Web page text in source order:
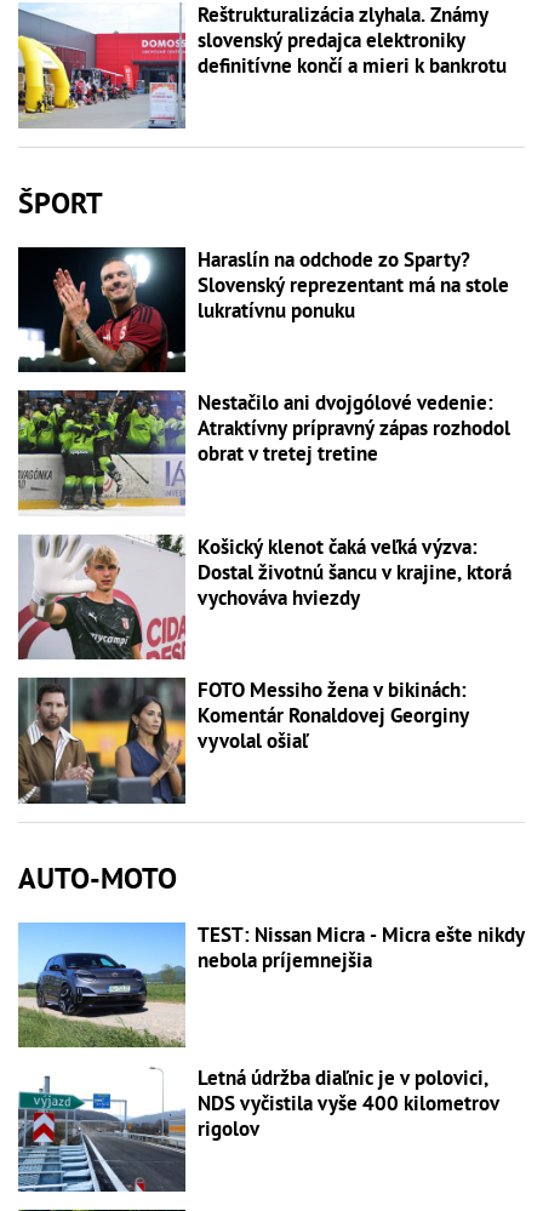
Reštrukturalizácia zlyhala. Známy
slovenský predajca elektroniky
definitívne končí a mieri k bankrotu
ŠPORT
Haraslín na odchode zo Sparty?
Slovenský reprezentant má na stole
lukratívnu ponuku
Nestačilo ani dvojgólové vedenie:
Atraktívny prípravný zápas rozhodol
obrat v tretej tretine
Košický klenot čaká veľká výzva:
Dostal životnú šancu v krajine, ktorá
vychováva hviezdy
FOTO Messiho žena v bikinách:
Komentár Ronaldovej Georginy
vyvolal ošiaľ
AUTO-MOTO
TEST: Nissan Micra - Micra ešte nikdy
nebola príjemnejšia
Letná údržba diaľnic je v polovici,
NDS vyčistila vyše 400 kilometrov
rigolov